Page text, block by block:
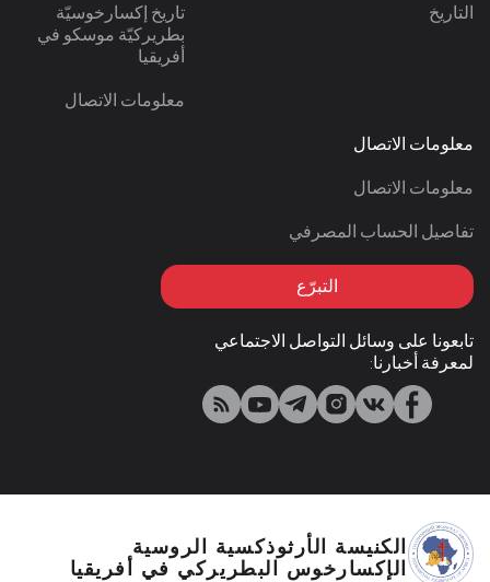
التاريخ
تاريخ إكسارخوسيّة
بطريركيّة موسكو في
أفريقيا
معلومات الاتصال
معلومات الاتصال
معلومات الاتصال
تفاصيل الحساب المصرفي
التبرّع
تابعونا على وسائل التواصل الاجتماعي
لمعرفة أخبارنا:
الكنيسة الأرثوذكسية الروسية
الإكسارخوس البطريركي في أفريقيا